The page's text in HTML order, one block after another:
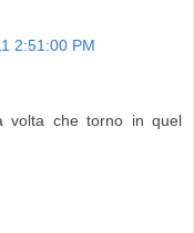
2:51:00 PM
volta che torno in quel